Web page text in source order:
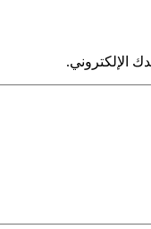
الإلكتروني.